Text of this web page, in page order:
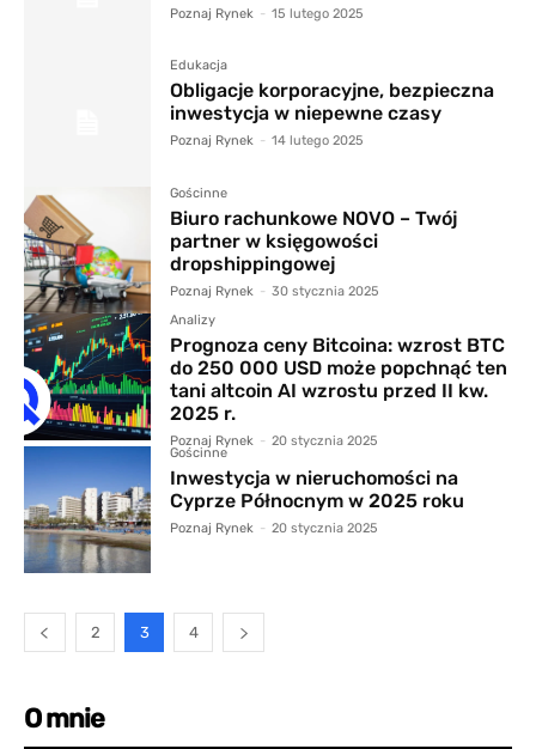
Poznaj Rynek - 15 lutego 2025
Edukacja
Obligacje korporacyjne, bezpieczna
inwestycja w niepewne czasy
Poznaj Rynek - 14 lutego 2025
Gościnne
Biuro rachunkowe NOVO – Twój
partner w księgowości
dropshippingowej
Poznaj Rynek - 30 stycznia 2025
Analizy
Prognoza ceny Bitcoina: wzrost BTC
do 250 000 USD może popchnąć ten
tani altcoin AI wzrostu przed II kw.
2025 r.
Poznaj Rynek - 20 stycznia 2025
Gościnne
Inwestycja w nieruchomości na
Cyprze Północnym w 2025 roku
Poznaj Rynek - 20 stycznia 2025
2 3 4
O mnie